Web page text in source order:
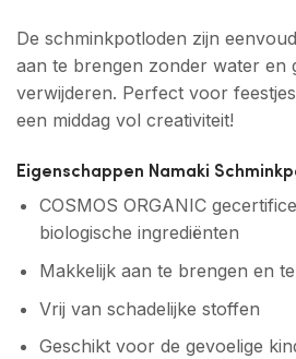
De schminkpotloden zijn
aan te brengen zonder water en
verwijderen. Perfect voor
een middag vol creativiteit!
Eigenschappen Namaki
COSMOS ORGANIC
biologische ingrediënten
Makkelijk aan te brengen en
Vrij van schadelijke stoffen
Geschikt voor de gevoelige